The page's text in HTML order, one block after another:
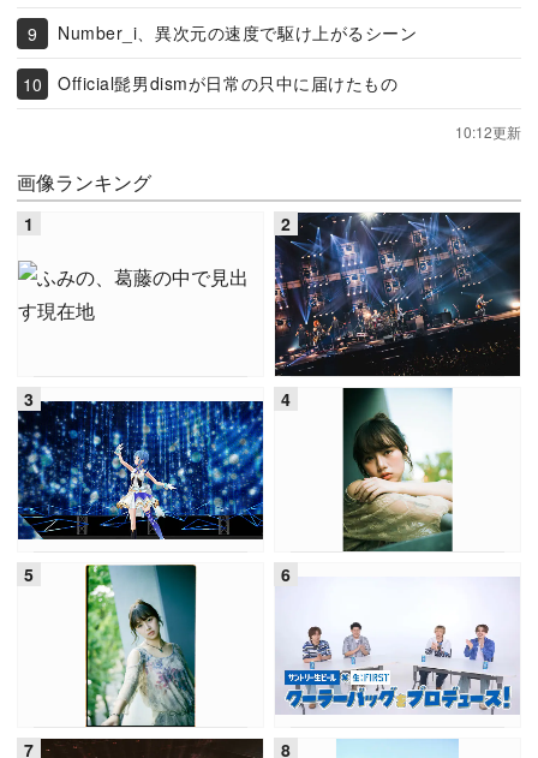
Number_i、異次元の速度で駆け上がるシーン
Official髭男dismが日常の只中に届けたもの
10:12更新
画像ランキング